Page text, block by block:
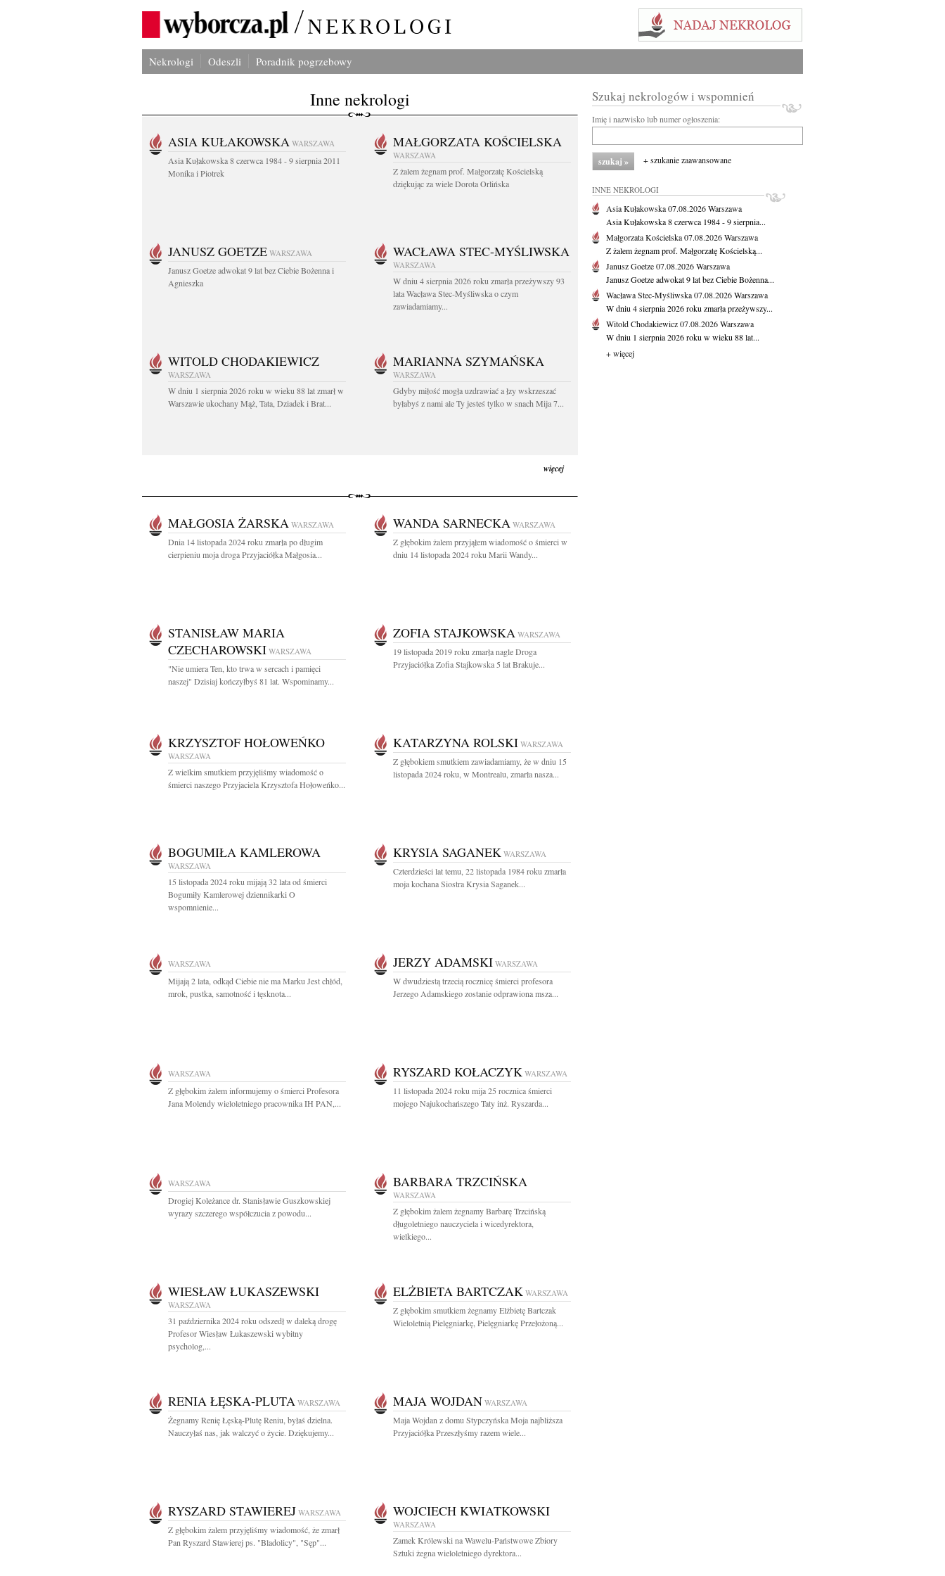
Nekrologi Odeszli Poradnik pogrzebowy
Inne nekrologi
ASIA KUŁAKOWSKA WARSZAWA
Asia Kułakowska 8 czerwca 1984 - 9 sierpnia 2011
Monika i Piotrek
MAŁGORZATA KOŚCIELSKA
WARSZAWA
Z żalem żegnam prof. Małgorzatę Kościelską
dziękując za wiele Dorota Orlińska
JANUSZ GOETZE WARSZAWA
Janusz Goetze adwokat 9 lat bez Ciebie Bożenna i
Agnieszka
WACŁAWA STEC-MYŚLIWSKA
WARSZAWA
W dniu 4 sierpnia 2026 roku zmarła przeżywszy 93
lata Wacława Stec-Myśliwska o czym
zawiadamiamy...
WITOLD CHODAKIEWICZ
WARSZAWA
W dniu 1 sierpnia 2026 roku w wieku 88 lat zmarł w
Warszawie ukochany Mąż, Tata, Dziadek i Brat...
MARIANNA SZYMAŃSKA
WARSZAWA
Gdyby miłość mogła uzdrawiać a łzy wskrzeszać
byłabyś z nami ale Ty jesteś tylko w snach Mija 7...
więcej
MAŁGOSIA ŻARSKA WARSZAWA
Dnia 14 listopada 2024 roku zmarła po długim
cierpieniu moja droga Przyjaciółka Małgosia...
WANDA SARNECKA WARSZAWA
Z głębokim żalem przyjąłem wiadomość o śmierci w
dniu 14 listopada 2024 roku Marii Wandy...
STANISŁAW MARIA
CZECHAROWSKI WARSZAWA
"Nie umiera Ten, kto trwa w sercach i pamięci
naszej" Dzisiaj kończyłbyś 81 lat. Wspominamy...
ZOFIA STAJKOWSKA WARSZAWA
19 listopada 2019 roku zmarła nagle Droga
Przyjaciółka Zofia Stajkowska 5 lat Brakuje...
KRZYSZTOF HOŁOWEŃKO
WARSZAWA
Z wielkim smutkiem przyjęliśmy wiadomość o
śmierci naszego Przyjaciela Krzysztofa Hołoweńko...
KATARZYNA ROLSKI WARSZAWA
Z głębokiem smutkiem zawiadamiamy, że w dniu 15
listopada 2024 roku, w Montrealu, zmarła nasza...
BOGUMIŁA KAMLEROWA
WARSZAWA
15 listopada 2024 roku mijają 32 lata od śmierci
Bogumiły Kamlerowej dziennikarki O
wspomnienie...
KRYSIA SAGANEK WARSZAWA
Czterdzieści lat temu, 22 listopada 1984 roku zmarła
moja kochana Siostra Krysia Saganek...
WARSZAWA
Mijają 2 lata, odkąd Ciebie nie ma Marku Jest chłód,
mrok, pustka, samotność i tęsknota...
JERZY ADAMSKI WARSZAWA
W dwudziestą trzecią rocznicę śmierci profesora
Jerzego Adamskiego zostanie odprawiona msza...
WARSZAWA
Z głębokim żalem informujemy o śmierci Profesora
Jana Molendy wieloletniego pracownika IH PAN,...
RYSZARD KOŁACZYK WARSZAWA
11 listopada 2024 roku mija 25 rocznica śmierci
mojego Najukochańszego Taty inż. Ryszarda...
WARSZAWA
Drogiej Koleżance dr. Stanisławie Guszkowskiej
wyrazy szczerego współczucia z powodu...
BARBARA TRZCIŃSKA
WARSZAWA
Z głębokim żalem żegnamy Barbarę Trzcińską
długoletniego nauczyciela i wicedyrektora,
wielkiego...
WIESŁAW ŁUKASZEWSKI
WARSZAWA
31 października 2024 roku odszedł w daleką drogę
Profesor Wiesław Łukaszewski wybitny
psycholog,...
ELŻBIETA BARTCZAK WARSZAWA
Z głębokim smutkiem żegnamy Elżbietę Bartczak
Wieloletnią Pielęgniarkę, Pielęgniarkę Przełożoną...
RENIA ŁĘSKA-PLUTA WARSZAWA
Żegnamy Renię Łęską-Plutę Reniu, byłaś dzielna.
Nauczyłaś nas, jak walczyć o życie. Dziękujemy...
MAJA WOJDAN WARSZAWA
Maja Wojdan z domu Stypczyńska Moja najbliższa
Przyjaciółka Przeszłyśmy razem wiele...
RYSZARD STAWIEREJ WARSZAWA
Z głębokim żalem przyjęliśmy wiadomość, że zmarł
Pan Ryszard Stawierej ps. "Bladolicy", "Sęp"...
WOJCIECH KWIATKOWSKI
WARSZAWA
Zamek Królewski na Wawelu-Państwowe Zbiory
Sztuki żegna wieloletniego dyrektora...
Szukaj nekrologów i wspomnień
Imię i nazwisko lub numer ogłoszenia:
+ szukanie zaawansowane
INNE NEKROLOGI
Asia Kułakowska07.08.2026Warszawa
Asia Kułakowska 8 czerwca 1984 - 9 sierpnia...
Małgorzata Kościelska07.08.2026Warszawa
Z żalem żegnam prof. Małgorzatę Kościelską...
Janusz Goetze07.08.2026Warszawa
Janusz Goetze adwokat 9 lat bez Ciebie Bożenna...
Wacława Stec-Myśliwska07.08.2026Warszawa
W dniu 4 sierpnia 2026 roku zmarła przeżywszy...
Witold Chodakiewicz07.08.2026Warszawa
W dniu 1 sierpnia 2026 roku w wieku 88 lat...
+ więcej